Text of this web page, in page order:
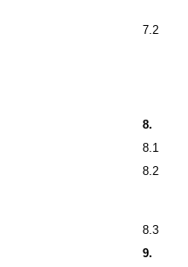
7.2
8.
8.1
8.2
8.3
9.